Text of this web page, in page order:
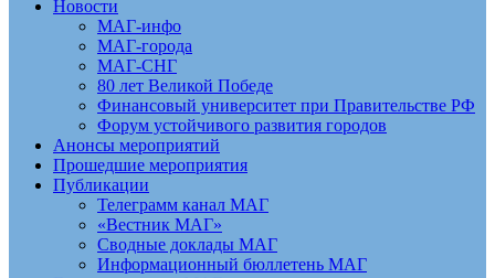
Новости
МАГ-инфо
МАГ-города
МАГ-СНГ
80 лет Великой Победе
Финансовый университет при Правительстве РФ
Форум устойчивого развития городов
Анонсы мероприятий
Прошедшие мероприятия
Публикации
Телеграмм канал МАГ
«Вестник МАГ»
Сводные доклады МАГ
Информационный бюллетень МАГ